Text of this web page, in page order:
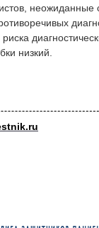
риска
низкий.